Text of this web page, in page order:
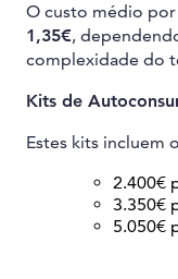
O custo médio
1,35€,
complexidade do
Kits de
Estes kits incluem
2.400€
3.350€
5.050€